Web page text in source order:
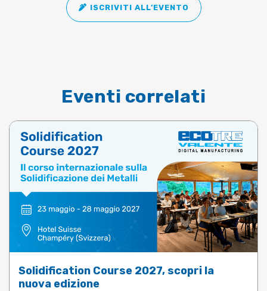
ISCRIVITI ALL’EVENTO
Eventi correlati
Solidification Course 2027, scopri la
nuova edizione